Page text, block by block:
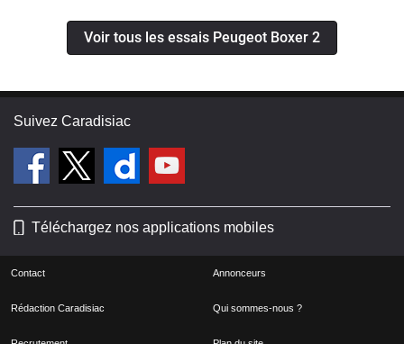
Voir tous les essais Peugeot Boxer 2
Suivez Caradisiac
Téléchargez nos applications mobiles
Contact Annonceurs
Rédaction Caradisiac Qui sommes-nous ?